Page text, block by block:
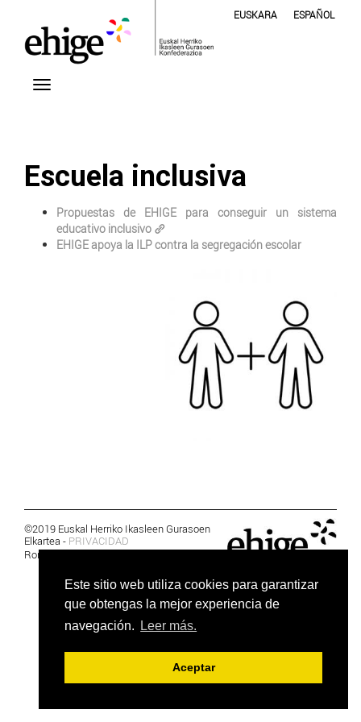
Este sitio web utiliza cookies para garantizar
que obtengas la mejor experiencia de
navegación.
Leer más.
Aceptar
EUSKARA ESPAÑOL
Escuela inclusiva
Propuestas de EHIGE para conseguir un sistema
educativo inclusivo
EHIGE apoya la ILP contra la segregación escolar
©2019 Euskal Herriko Ikasleen Gurasoen
Elkartea - PRIVACIDAD
Ronda 27, 1 Ezk, 48005 Bilbao, Bizkaia